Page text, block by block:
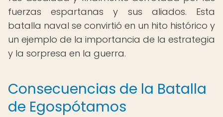
fuerzas espartanas y sus aliados. Esta
batalla naval se convirtió en un hito histórico y
un ejemplo de la importancia de la estrategia
y la sorpresa en la guerra.
Consecuencias de la Batalla
de Egospótamos